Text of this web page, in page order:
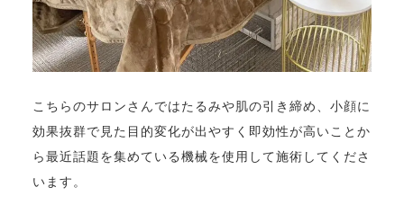
こちらのサロンさんではたるみや肌の引き締め、小顔に
効果抜群で見た目的変化が出やすく即効性が高いことか
ら最近話題を集めている機械を使用して施術してくださ
います。